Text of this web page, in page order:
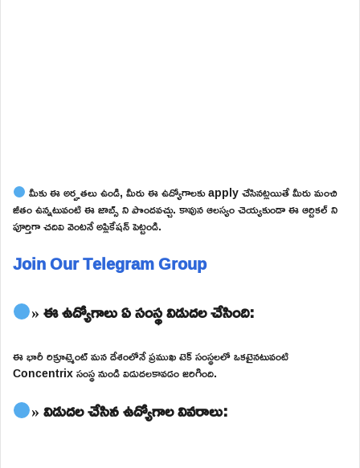
మీకు ఈ అర్హతలు ఉండి, మీరు ఈ ఉద్యోగాలకు apply చేసినట్లయితే మీరు మంచి
జీతం ఉన్నటువంటి ఈ జాబ్స్ ని పొందవచ్చు. కావున ఆలస్యం చెయ్యకుండా ఈ ఆర్టికల్ ని
పూర్తిగా చదివి వెంటనే అప్లికేషన్ పెట్టండి.
Join Our Telegram Group
» ఈ ఉద్యోగాలు ఏ సంస్థ విడుదల చేసింది:
ఈ భారీ రిక్రూట్మెంట్ మన దేశంలోనే ప్రముఖ టెక్ సంస్థలలో ఒకటైనటువంటి
Concentrix సంస్థ నుండి విడుదలకావడం జరిగింది.
» విడుదల చేసిన ఉద్యోగాల వివరాలు: